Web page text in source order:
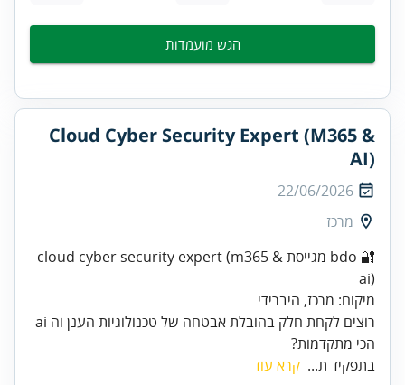
הגש מועמדות
Cloud Cyber Security Expert (M365 &
AI)
22/06/2026
מרכז
🔐 bdo מגייסת cloud cyber security expert (m365 &
רוצים לקחת חלק בהובלת אבטחה של טכנולוגיות הענן וה ai
הכי מתקדמות?
בתפקיד ת... קרא עוד